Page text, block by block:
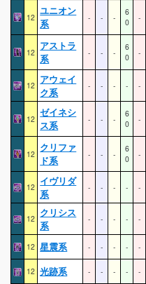
12
ユニオン
系
- - -
6
0
-
12
アストラ
系
- - -
6
0
-
12 アウェイ
ク系
- - - - -
12
ゼイネシ
ス系
- - -
6
0
-
12
クリファ
ド系
- - -
6
0
-
12 イヴリダ
系
- - - - -
12 クリシス
系
- - - - -
12 星震系 - - - - -
12 光跡系 - - - - -